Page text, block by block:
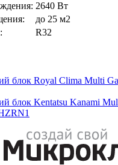
2640 Вт
до 25 м2
R32
блок Royal Clima Multi
блок Kentatsu Kanami